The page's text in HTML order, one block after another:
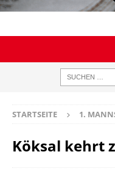
STARTSEITE 1.
Köksal kehrt